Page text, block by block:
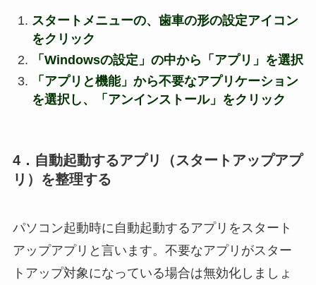
スタートメニューの、歯車の形の設定アイコン
をクリック
「Windowsの設定」の中から「アプリ」を選択
「アプリと機能」から不要なアプリケーション
を選択し、「アンインストール」をクリック
4．自動起動するアプリ（スタートアップアプ
リ）を整理する
パソコン起動時に自動起動するアプリをスタート
アップアプリと言います。不要なアプリがスター
トアップ対象になっている場合は無効化しましょ